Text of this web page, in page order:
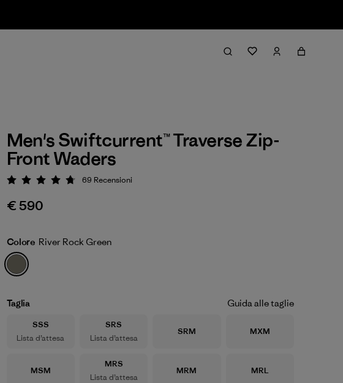
Men's Swiftcurrent™ Traverse Zip-
Front Waders
Valutazione: 4.8 / 5
69 Recensioni
€ 590
Colore River Rock Green
Taglia Guida alle taglie
Taglia
SSS
Lista d’attesa
Taglia
SRS
Lista d’attesa
Taglia
SRM Taglia
MXM
Taglia
MSM
Taglia
MRS
Lista d’attesa
Taglia
MRM Taglia
MRL